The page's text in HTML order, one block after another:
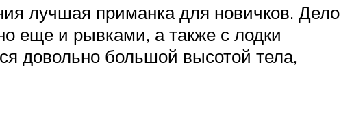
лучшая приманка для новичков. Дело
еще и рывками, а также с лодки
довольно большой высотой тела,